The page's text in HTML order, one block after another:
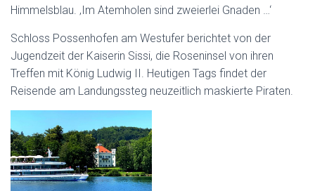
Himmelsblau. ‚Im Atemholen sind zweierlei Gnaden …‘
Schloss Possenhofen am Westufer berichtet von der
Jugendzeit der Kaiserin Sissi, die Roseninsel von ihren
Treffen mit König Ludwig II. Heutigen Tags findet der
Reisende am Landungssteg neuzeitlich maskierte Piraten.